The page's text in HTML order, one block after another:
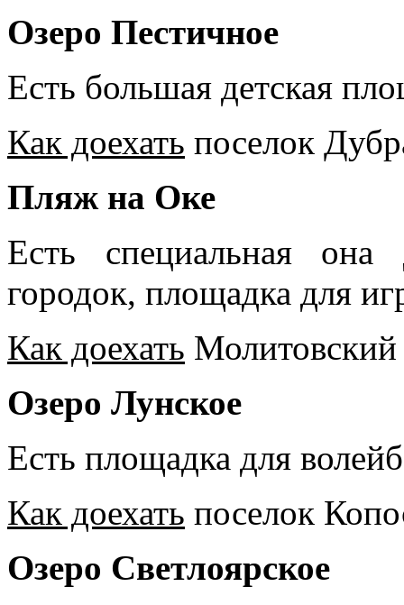
Озеро Пестичное
Есть большая детская
Как доехать поселок
Пляж на Оке
Есть специальная она
городок, площадка для
Как доехать Молитовский
Озеро Лунское
Есть площадка для
Как доехать поселок
Озеро Светлоярское